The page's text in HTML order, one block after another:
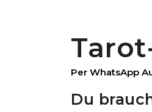
Per WhatsApp
Du